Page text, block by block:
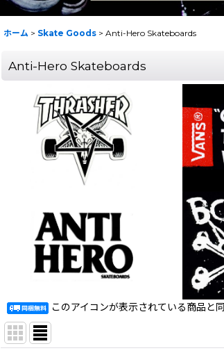
ホーム > Skate Goods > Anti-Hero Skateboards
Anti-Hero Skateboards
このアイコンが表示されている商品と